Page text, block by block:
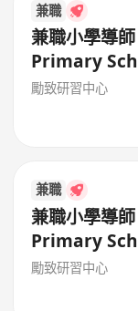
兼職
兼職小學導
Primary
Shatin)
勵致研習中心
兼職
兼職小學導
Primary
Shatin)
勵致研習中心